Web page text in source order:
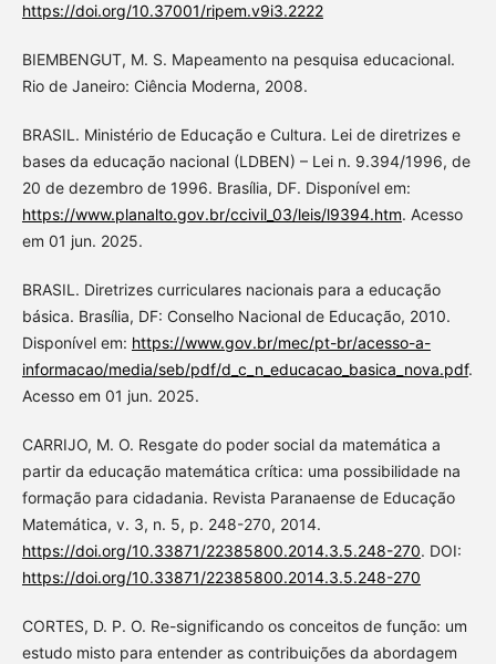
https://doi.org/10.37001/ripem.v9i3.2222
BIEMBENGUT, M. S. Mapeamento na pesquisa educacional.
Rio de Janeiro: Ciência Moderna, 2008.
BRASIL. Ministério de Educação e Cultura. Lei de diretrizes e
bases da educação nacional (LDBEN) – Lei n. 9.394/1996, de
20 de dezembro de 1996. Brasília, DF. Disponível em:
https://www.planalto.gov.br/ccivil_03/leis/l9394.htm. Acesso
em 01 jun. 2025.
BRASIL. Diretrizes curriculares nacionais para a educação
básica. Brasília, DF: Conselho Nacional de Educação, 2010.
Disponível em: https://www.gov.br/mec/pt-br/acesso-a-
informacao/media/seb/pdf/d_c_n_educacao_basica_nova.pdf.
Acesso em 01 jun. 2025.
CARRIJO, M. O. Resgate do poder social da matemática a
partir da educação matemática crítica: uma possibilidade na
formação para cidadania. Revista Paranaense de Educação
Matemática, v. 3, n. 5, p. 248-270, 2014.
https://doi.org/10.33871/22385800.2014.3.5.248-270. DOI:
https://doi.org/10.33871/22385800.2014.3.5.248-270
CORTES, D. P. O. Re-significando os conceitos de função: um
estudo misto para entender as contribuições da abordagem